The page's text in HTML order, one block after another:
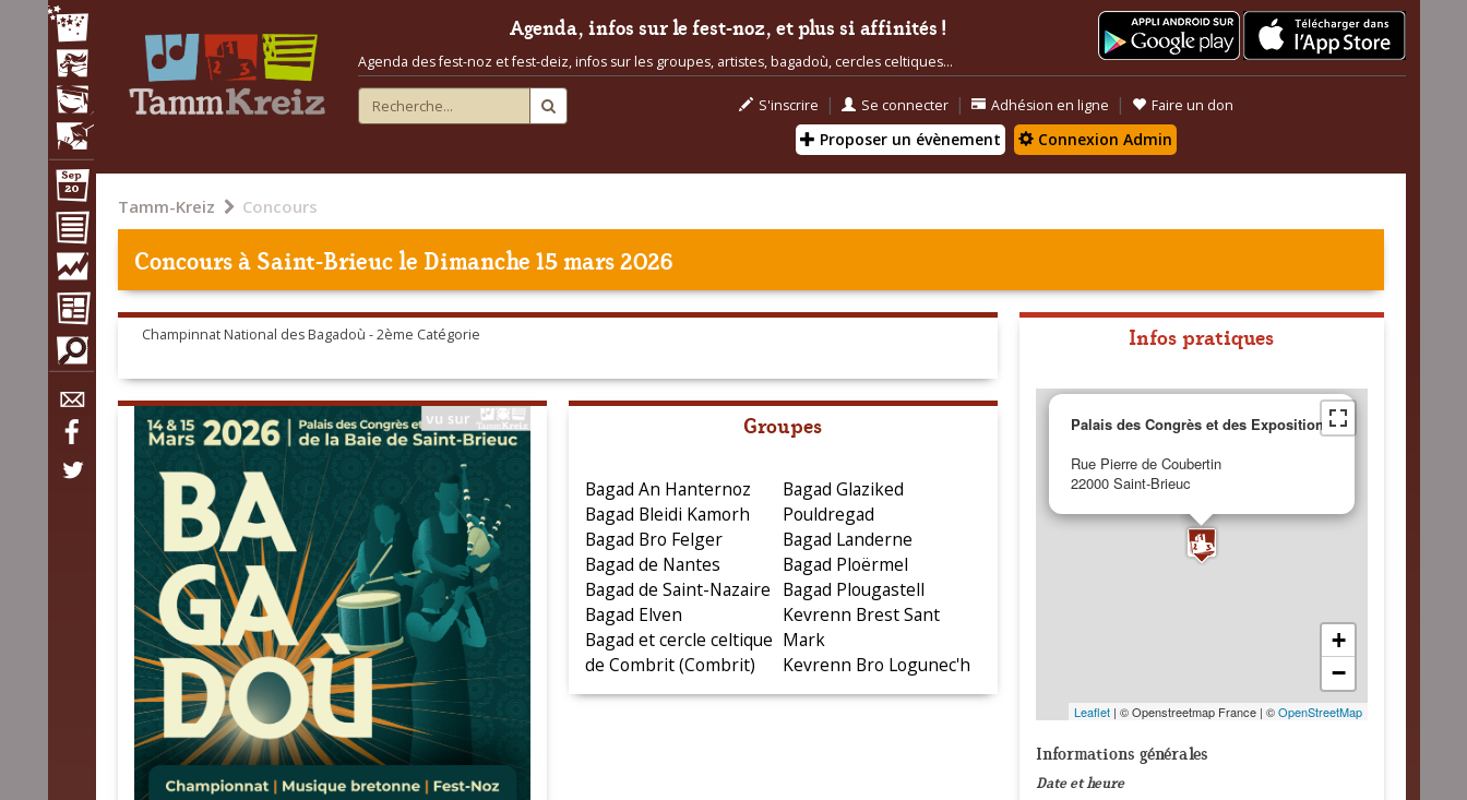
Agenda, infos sur le fest-noz, et plus si affinités !
Agenda des fest-noz et fest-deiz, infos sur les groupes, artistes, bagadoù, cercles celtiques...
S'inscrire | Se connecter | Adhésion en ligne | Faire un don
Proposer un évènement Connexion Admin
Tamm-Kreiz Concours
Concours àSaint-Brieucle Dimanche 15 mars 2026
Champinnat National des Bagadoù - 2ème Catégorie
Groupes
Bagad An Hanternoz
Bagad Bleidi Kamorh
Bagad Bro Felger
Bagad de Nantes
Bagad de Saint-Nazaire
Bagad Elven
Bagad et cercle celtique
de Combrit (Combrit)
Bagad Glaziked
Pouldregad
Bagad Landerne
Bagad Ploërmel
Bagad Plougastell
Kevrenn Brest Sant
Mark
Kevrenn Bro Logunec'h
Infos pratiques
Palais des Congrès et des Expositions
Rue Pierre de Coubertin
22000 Saint-Brieuc
×
+
−
Leaflet| © Openstreetmap France | ©OpenStreetMap
Informations générales
Date et heure